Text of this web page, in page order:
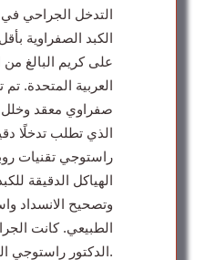
التدخل الجراحي في
الكبد الصفراوية
العربية المتحدة.
صفراوي معقد وخلل
الذي تطلب تدخلًا
راستوجي تقنيات
الهياكل الدقيقة
وتصحيح الانسداد
الطبيعي. كانت
الدكتور راستوجي الماهر وتقنياته المبتكرة.